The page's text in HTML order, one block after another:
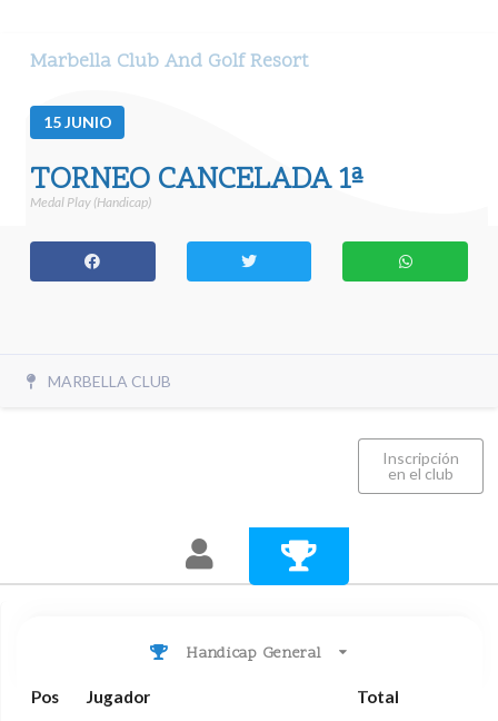
Marbella Club And Golf Resort
15JUNIO
TORNEO CANCELADA 1ª
Medal Play (Handicap)
MARBELLA CLUB
Inscripción
en el club
Handicap General
Pos Jugador Total